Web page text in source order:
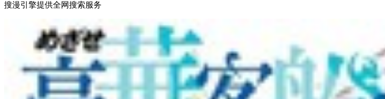
搜漫引擎提供全网搜索服务